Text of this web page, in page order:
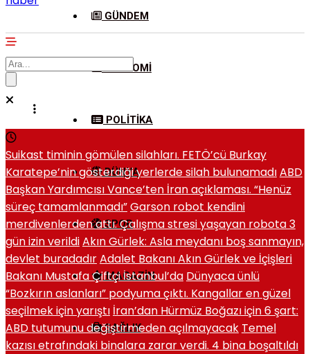
GÜNDEM
EKONOMI
POLITIKA
DÜNYA
SPOR
MAGAZIN
SAĞLIK
Suikast timinin gömülen silahları. FETÖ’cü Burkay
Karatepe’nin gösterdiği yerlerde silah bulunamadıABD
Başkan Yardımcısı Vance’ten İran açıklaması. “Henüz
süreç tamamlanmadı”Garson robot kendini
merdivenlerden attı. Çalışma stresi yaşayan robota 3
gün izin verildiAkın Gürlek: Asla meydanı boş sanmayın,
devlet buradadırAdalet Bakanı Akın Gürlek ve İçişleri
Bakanı Mustafa Çiftçi İstanbul’da Dünyaca ünlü
“Bozkırın aslanları” podyuma çıktı. Kangallar en güzel
seçilmek için yarıştı İran’dan Hürmüz Boğazı için 6 şart:
ABD tutumunu değiştirmeden açılmayacak Temel
kazısı etrafındaki binalara zarar verdi. 4 bina boşaltıldı